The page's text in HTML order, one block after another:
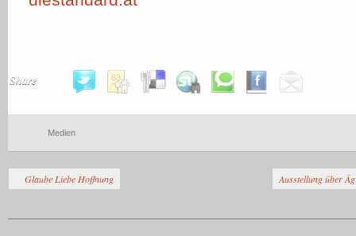
Share
Medien
Glaube Liebe Hoffnung Ausstellung über